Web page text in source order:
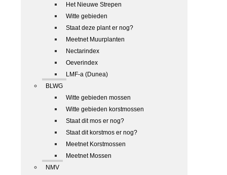
Het Nieuwe Strepen
Witte gebieden
Staat deze plant er nog?
Meetnet Muurplanten
Nectarindex
Oeverindex
LMF-a (Dunea)
BLWG
Witte gebieden mossen
Witte gebieden korstmossen
Staat dit mos er nog?
Staat dit korstmos er nog?
Meetnet Korstmossen
Meetnet Mossen
NMV